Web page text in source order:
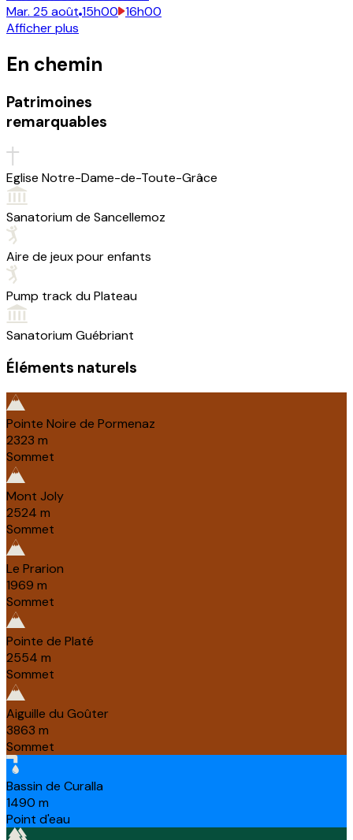
Mar. 25 août 15h00 16h00
Afficher plus
En chemin
Patrimoines
remarquables
Eglise Notre-Dame-de-Toute-Grâce
Sanatorium de Sancellemoz
Aire de jeux pour enfants
Pump track du Plateau
Sanatorium Guébriant
Éléments naturels
Pointe Noire de Pormenaz
2323 m
Sommet
Mont Joly
2524 m
Sommet
Le Prarion
1969 m
Sommet
Pointe de Platé
2554 m
Sommet
Aiguille du Goûter
3863 m
Sommet
Bassin de Curalla
1490 m
Point d'eau